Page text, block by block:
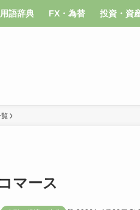
用語辞典 FX・為替 投資・資
覧
マース